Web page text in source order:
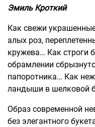
Эмиль Кроткий
Как свежи
алых роз,
кружева… Как строги
обрамлении
папоротника… Как
ландыши в шелковой
Образ современной
без элегантного